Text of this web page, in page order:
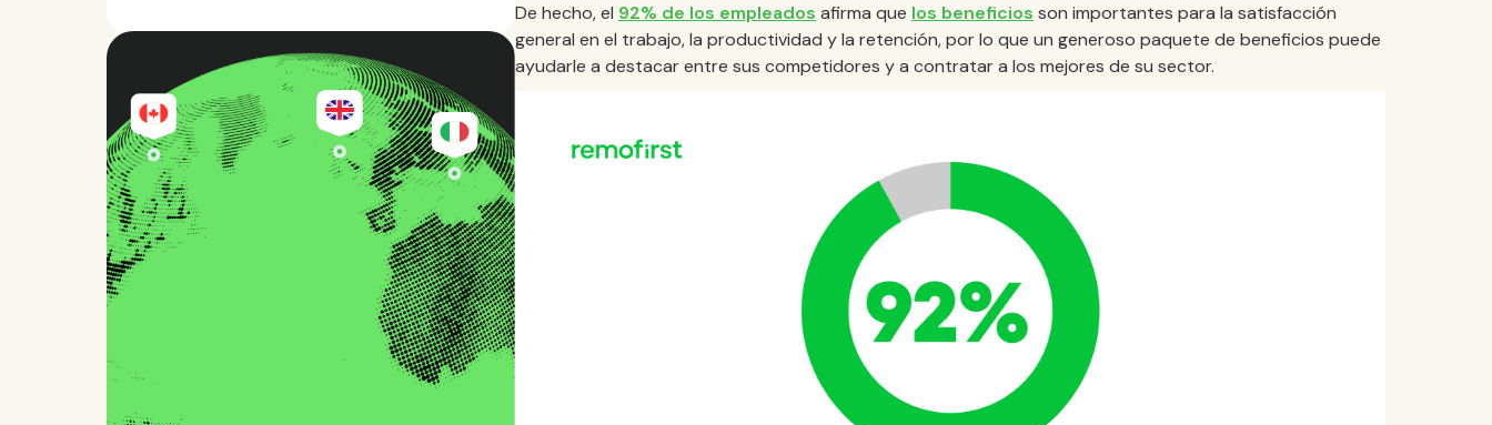
De hecho, el 92% de los empleados afirma que los beneficios son importantes para la satisfacción
general en el trabajo, la productividad y la retención, por lo que un generoso paquete de beneficios puede
ayudarle a destacar entre sus competidores y a contratar a los mejores de su sector.